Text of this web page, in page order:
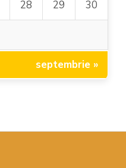
28 29 30
septembrie »